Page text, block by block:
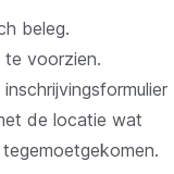
beleg.
te voorzien.
de locatie wat